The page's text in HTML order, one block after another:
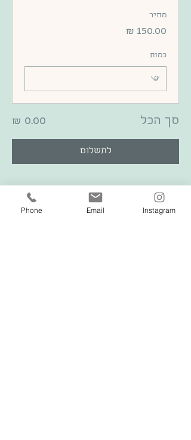
מחיר
כמות
סך הכל
לתשלום
Phone Email Instagram